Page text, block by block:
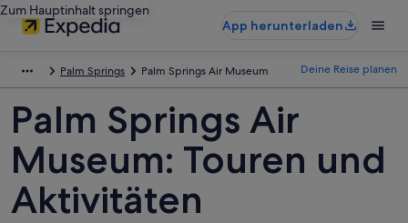
Zum Hauptinhalt springen
App herunterladen
Palm Springs Palm Springs Air Museum Deine Reise planen
Palm Springs Air
Museum: Touren und
Aktivitäten